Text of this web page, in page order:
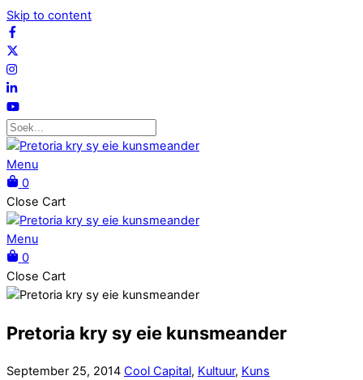
Skip to content
Menu
0
Close Cart
Menu
0
Close Cart
Pretoria kry sy eie kunsmeander
September 25, 2014 Cool Capital, Kultuur, Kuns